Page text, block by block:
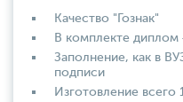
Качество "Гознак"
В комплекте
Заполнение, как в
подписи
Изготовление всего